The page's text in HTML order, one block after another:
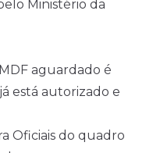
Ministério da
aguardado é
está autorizado e
Oficiais do quadro